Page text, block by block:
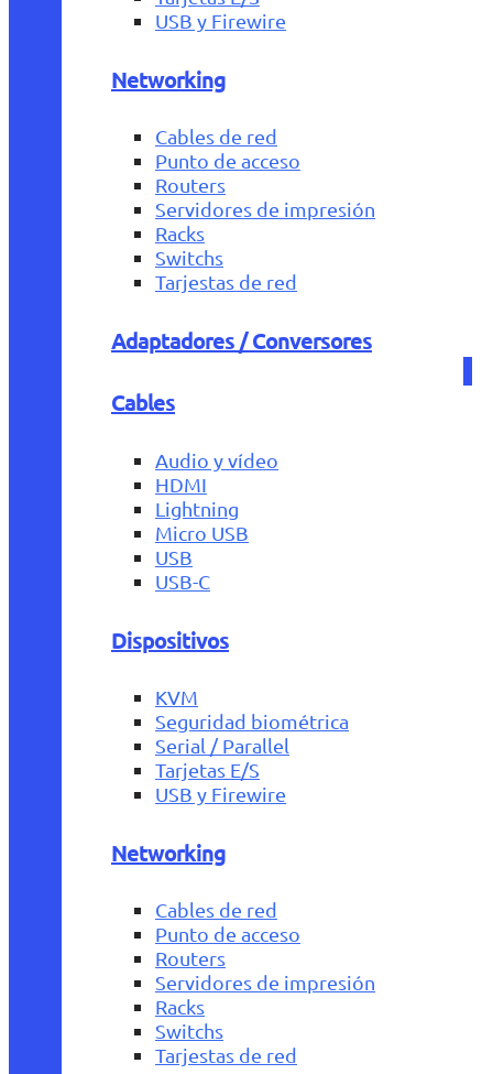
USB y Firewire
Networking
Cables de red
Punto de acceso
Routers
Servidores de impresión
Racks
Switchs
Tarjestas de red
Adaptadores / Conversores
Cables
Audio y vídeo
HDMI
Lightning
Micro USB
USB
USB-C
Dispositivos
KVM
Seguridad biométrica
Serial / Parallel
Tarjetas E/S
USB y Firewire
Networking
Cables de red
Punto de acceso
Routers
Servidores de impresión
Racks
Switchs
Tarjestas de red